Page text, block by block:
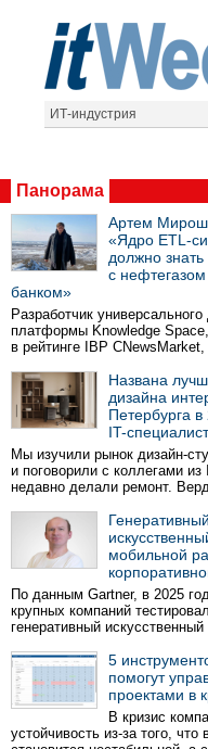
ИТ-индустрия
Панорама
Артем
«Ядро ETL-
должно
с
банком»
Разработчик
платформы Knowledge
в рейтинге IBP
Названа
дизайна
Петербурга
IT-
Мы изучили рынок дизайн-
и поговорили с коллегами из
недавно делали ремонт.
Генеративный
мобильной
По данным Gartner, в 2025
крупных компаний
генеративный
5
помогут
проектами в
В кризис
устойчивость из-за того, что